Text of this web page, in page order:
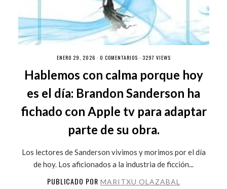
ENERO 29, 2026 · 0 COMENTARIOS · 3297 VIEWS
Hablemos con calma porque hoy
es el día: Brandon Sanderson ha
fichado con Apple tv para adaptar
parte de su obra.
Los lectores de Sanderson vivimos y morimos por el día
de hoy. Los aficionados a la industria de ficción...
PUBLICADO POR MARITXU OLAZABAL